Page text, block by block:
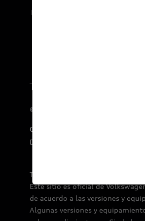
Documentos legales
© 2026 AUDI AG. Todos los
Concesionarios
Declaratoria de Derechos
Términos y condiciones por Audi
Este sitio es oficial de
de acuerdo a las versiones y
Algunas versiones y